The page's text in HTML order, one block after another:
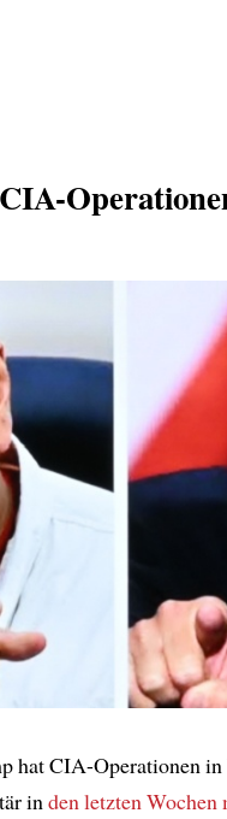
CIA-
hat CIA-Operationen in
in den letzten Wochen